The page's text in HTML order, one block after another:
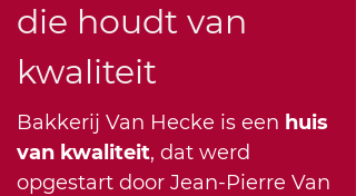
die houdt van
kwaliteit
Bakkerij Van Hecke is een huis
van kwaliteit, dat werd
opgestart door Jean-Pierre Van